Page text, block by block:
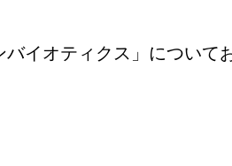
イオティクス」について